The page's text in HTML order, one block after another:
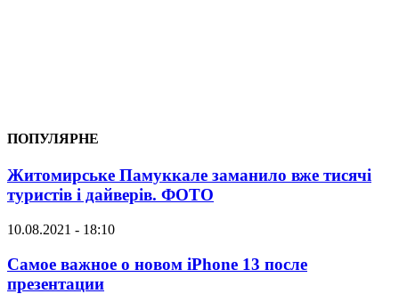
ПОПУЛЯРНЕ
Житомирське Памуккале заманило вже тисячі
туристів і дайверів. ФОТО
10.08.2021 - 18:10
Самое важное о новом iPhone 13 после
презентации